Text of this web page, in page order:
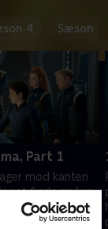
4 Sæson 5
Part 1
mod kanten
at finde en kur
Nyindsamlet data
i